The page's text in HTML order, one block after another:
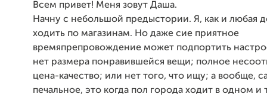
Всем привет! Меня зовут Даша.
Начну с небольшой предыстории. Я, как и любая
ходить по магазинам. Но даже сие приятное
времяпрепровождение может подпортить
нет размера понравившейся вещи; полное
цена-качество; или нет того, что ищу; а вообще,
печальное, это когда пол города ходит в одном и